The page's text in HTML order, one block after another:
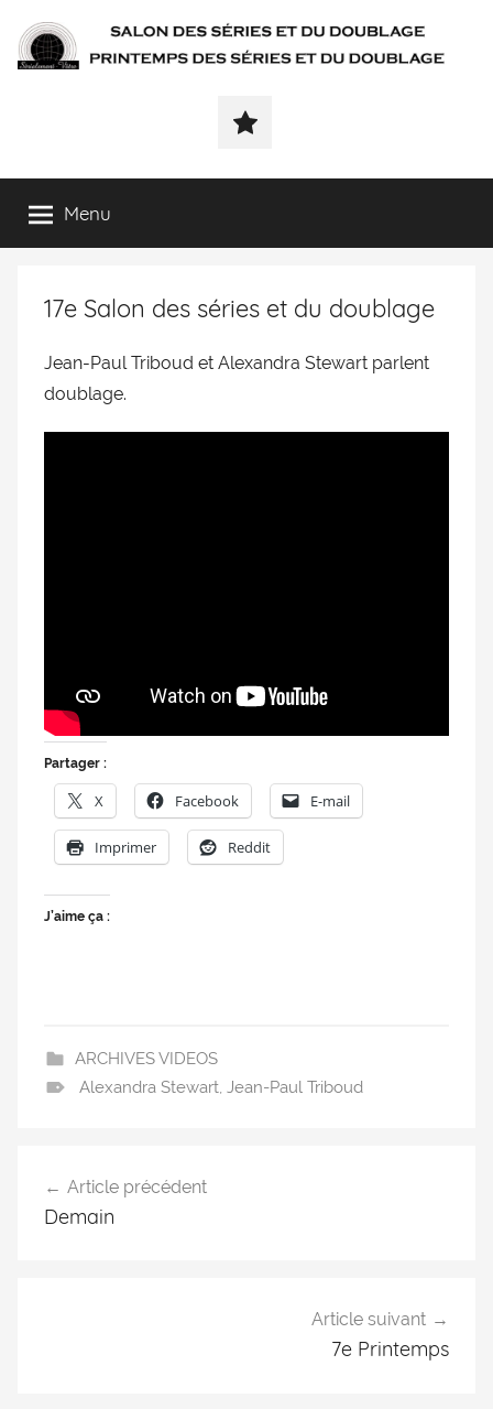
SÉRIALEMENT-
séries
et
doublage
printemps
séries
Menu
17e Salon des séries et du doublage
Jean-Paul Triboud et Alexandra Stewart parlent
doublage.
Partager :
X Facebook E-mail
Imprimer Reddit
J’aime ça :
ARCHIVES VIDEOS
Alexandra Stewart, Jean-Paul Triboud
Article précédent
Demain
Article suivant
7e Printemps